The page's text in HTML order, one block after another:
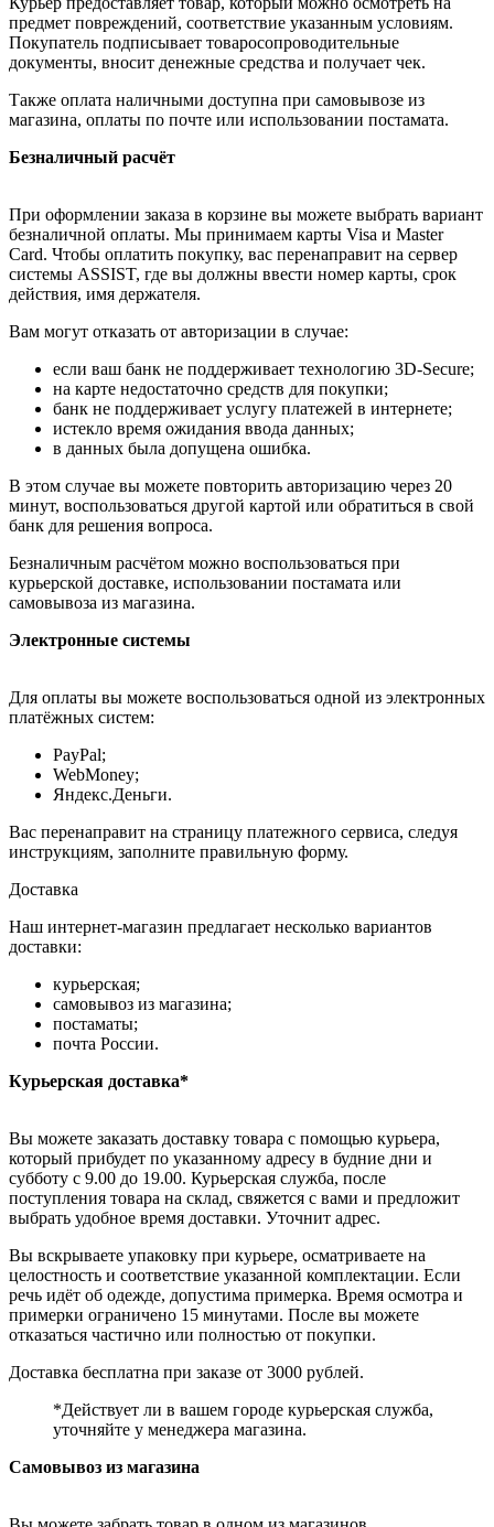
предмет повреждений, соответствие указанным условиям.
Покупатель подписывает товаросопроводительные
документы, вносит денежные средства и получает чек.
Также оплата наличными доступна при самовывозе из
магазина, оплаты по почте или использовании постамата.
Безналичный расчёт
При оформлении заказа в корзине вы можете выбрать вариант
безналичной оплаты. Мы принимаем карты Visa и Master
Card. Чтобы оплатить покупку, вас перенаправит на сервер
системы ASSIST, где вы должны ввести номер карты, срок
действия, имя держателя.
Вам могут отказать от авторизации в случае:
если ваш банк не поддерживает технологию 3D-Secure;
на карте недостаточно средств для покупки;
банк не поддерживает услугу платежей в интернете;
истекло время ожидания ввода данных;
в данных была допущена ошибка.
В этом случае вы можете повторить авторизацию через 20
минут, воспользоваться другой картой или обратиться в свой
банк для решения вопроса.
Безналичным расчётом можно воспользоваться при
курьерской доставке, использовании постамата или
самовывоза из магазина.
Электронные системы
Для оплаты вы можете воспользоваться одной из электронных
платёжных систем:
PayPal;
WebMoney;
Яндекс.Деньги.
Вас перенаправит на страницу платежного сервиса, следуя
инструкциям, заполните правильную форму.
Доставка
Наш интернет-магазин предлагает несколько вариантов
доставки:
курьерская;
самовывоз из магазина;
постаматы;
почта России.
Курьерская доставка*
Вы можете заказать доставку товара с помощью курьера,
который прибудет по указанному адресу в будние дни и
субботу с 9.00 до 19.00. Курьерская служба, после
поступления товара на склад, свяжется с вами и предложит
выбрать удобное время доставки. Уточнит адрес.
Вы вскрываете упаковку при курьере, осматриваете на
целостность и соответствие указанной комплектации. Если
речь идёт об одежде, допустима примерка. Время осмотра и
примерки ограничено 15 минутами. После вы можете
отказаться частично или полностью от покупки.
Доставка бесплатна при заказе от 3000 рублей.
*Действует ли в вашем городе курьерская служба,
уточняйте у менеджера магазина.
Самовывоз из магазина